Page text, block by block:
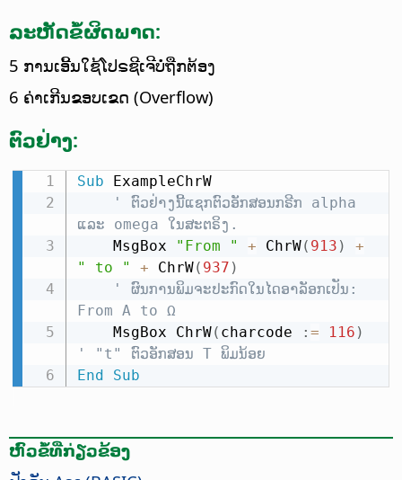
ລະຫັດຂໍ້ຜິດພາດ:
5 ການເອີ້ນໃຊ້ໂປຣຊີເຈີບໍ່ຖືກຕ້ອງ
6 ຄ່າເກີນຂອບເຂດ (Overflow)
ຕົວຢ່າງ:
Sub ExampleChrW
' ຕົວຢ່າງນີ້ແຊກຕົວອັກສອນກຣີກ alpha
ແລະ omega ໃນສະຕຣິງ.
    MsgBox
"From " + ChrW( 913 )
+
" to "
+ ChrW( 937 )
' ຜົນການພິມຈະປະກົດໃນໄດອາລັອກເປັນ:
From Α to Ω
    MsgBox ChrW
( charcode : = 116 )
' "t" ຕົວອັກສອນ T ພິມນ້ອຍ
End
Sub
ຫົວຂໍ້ທີ່ກ່ຽວຂ້ອງ